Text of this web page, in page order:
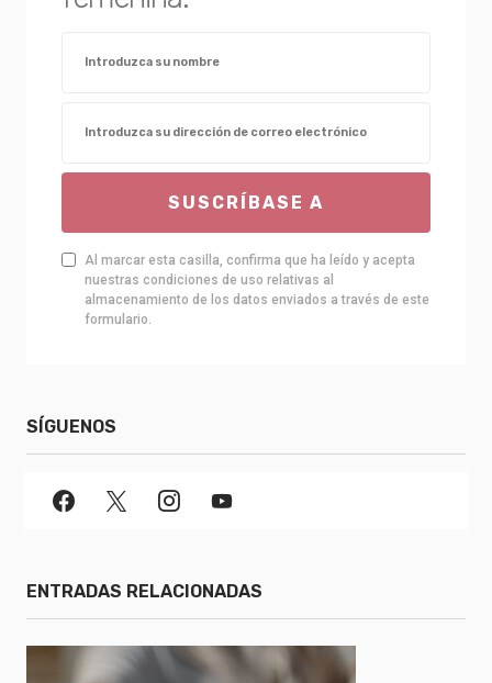
SUSCRÍBASE A
Al marcar esta casilla, confirma que ha leído y acepta
nuestras condiciones de uso relativas al
almacenamiento de los datos enviados a través de este
formulario.
SÍGUENOS
ENTRADAS RELACIONADAS